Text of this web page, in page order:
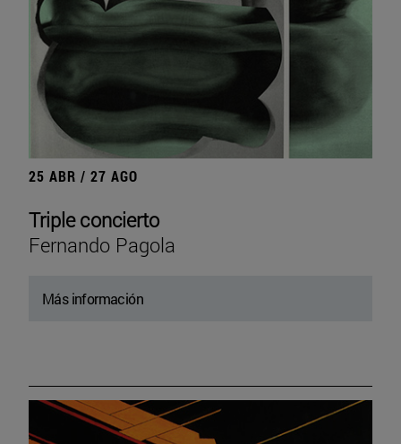
25 ABR / 27 AGO
Triple concierto
Fernando Pagola
Más información